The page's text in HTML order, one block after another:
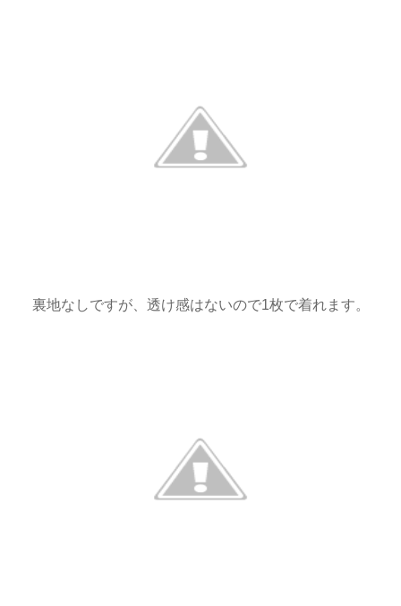
裏地なしですが、透け感はないので1枚で着れます。